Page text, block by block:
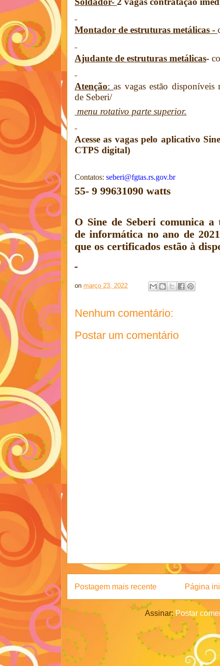
Montador de estruturas metálicas -
Ajudante de estruturas metálicas-
Atenção:as vagas estão
de Seberi/
menu rotativo parte superior.
Acesse as vagas pelo aplicativo
CTPS digital)
Contatos: seberi@fgtas.rs.gov.br
55- 9 99631090 watts
O Sine de Seberi comunica a
de informática no ano de
que os certificados estão à
on março 23, 2022
Nenhum comentário:
Postar um comentário
Postagem mais recente Página
Assinar:Postar